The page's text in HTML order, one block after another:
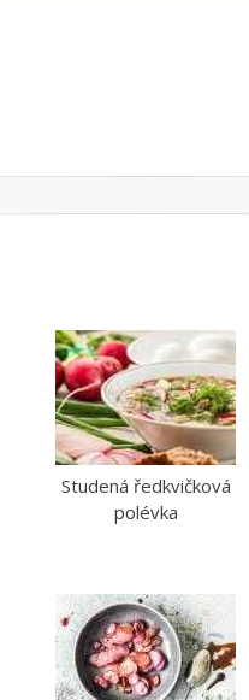
Studená ředkvičková
polévka